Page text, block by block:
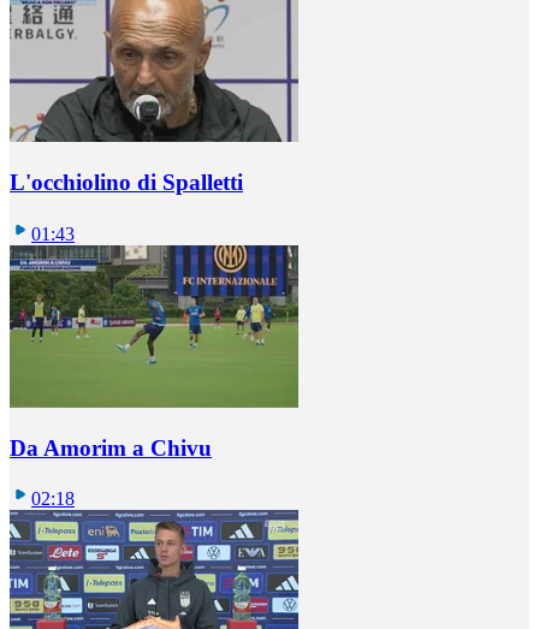
L'occhiolino di Spalletti
01:43
Da Amorim a Chivu
02:18